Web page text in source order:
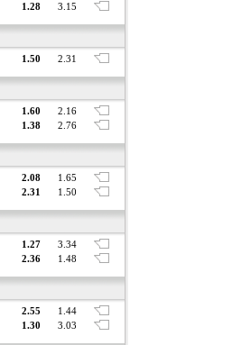
1.28 3.15
1.50 2.31
1.60 2.16
1.38 2.76
2.08 1.65
2.31 1.50
1.27 3.34
2.36 1.48
2.55 1.44
1.30 3.03